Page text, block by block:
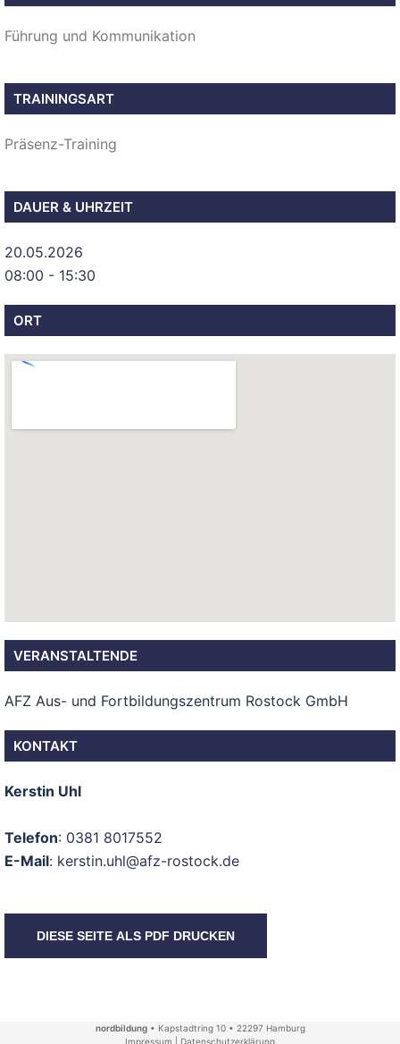
Führung und Kommunikation
TRAININGSART
Präsenz-Training
DAUER & UHRZEIT
20.05.2026
08:00 - 15:30
ORT
VERANSTALTENDE
AFZ Aus- und Fortbildungszentrum Rostock GmbH
KONTAKT
Kerstin Uhl
Telefon: 0381 8017552
E-Mail: kerstin.uhl@afz-rostock.de
DIESE SEITE ALS PDF DRUCKEN
nordbildung• Kapstadtring 10 • 22297 Hamburg
Impressum
Datenschutzerklärung